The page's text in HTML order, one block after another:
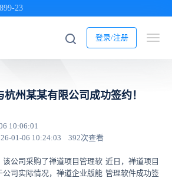
23
登录/注册
州某某有限公司成功签约！
10:06:01
01-06 10:24:03
392次查看
近日，禅道项目
管理软件成功签
该公司采购了禅道项目管理软
公司实际情况，禅道企业版能